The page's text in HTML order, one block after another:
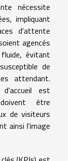
nécessite
impliquant
d'attente
agencés
évitant
de
attendant.
est
être
de visiteurs
ainsi l'image